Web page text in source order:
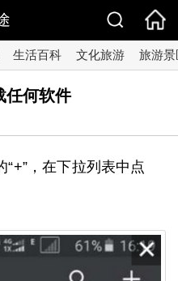
生活百科 文化旅游 旅游景
任何软件
，在下拉列表中点